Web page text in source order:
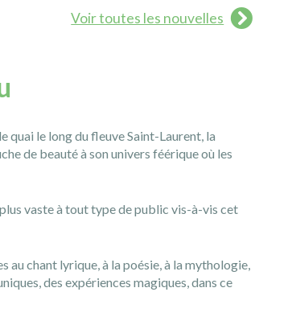
Voir toutes les nouvelles
quai le long du fleuve Saint-Laurent, la
de beauté à son univers féérique où les
vaste à tout type de public vis-à-vis cet
au chant lyrique, à la poésie, à la mythologie,
des expériences magiques, dans ce